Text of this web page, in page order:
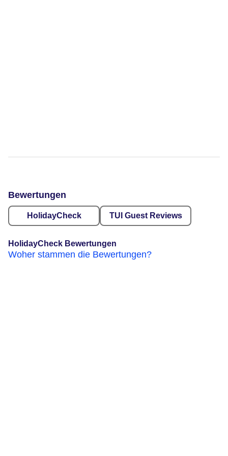
Bewertungen
HolidayCheck TUI Guest Reviews
HolidayCheck Bewertungen
Woher stammen die Bewertungen?